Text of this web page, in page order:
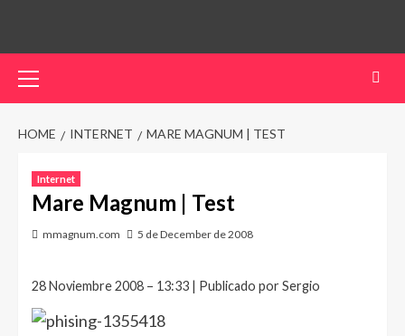
Menu
HOME INTERNET MARE MAGNUM | TEST
Internet
Mare Magnum | Test
mmagnum.com 5 de December de 2008
28 Noviembre 2008 – 13:33 | Publicado por Sergio